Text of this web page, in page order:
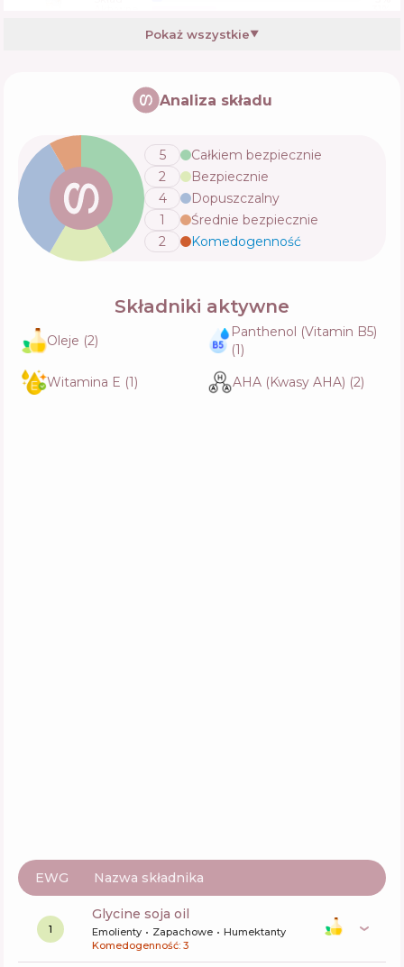
Babe Laboratorios Intımate Hygıene Gel
Skład
Aktywne
Funkcje
Pokaż wszystkie▼
Analiza składu
5
Całkiem bezpiecznie
2
Bezpiecznie
4
Dopuszczalny
1
Średnie bezpiecznie
2
Komedogenność
Składniki aktywne
Oleje (2)
Panthenol (Vitamin B5)
(1)
Witamina E (1) AHA (Kwasy AHA) (2)
EWG Nazwa składnika
1
glycine soja oil
Emolienty Zapachowe
Humektanty
Komedogenność: 3